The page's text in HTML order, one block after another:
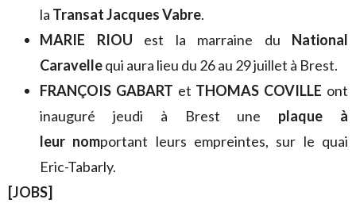
la Transat Jacques Vabre.
MARIE RIOU est la marraine du National
Caravellequi aura lieu du 26 au 29 juillet à Brest.
FRANÇOIS GABART et THOMAS COVILLE ont
inauguré jeudi à Brest une plaque à
leur nomportant leurs empreintes, sur le quai
Eric-Tabarly.
[JOBS]